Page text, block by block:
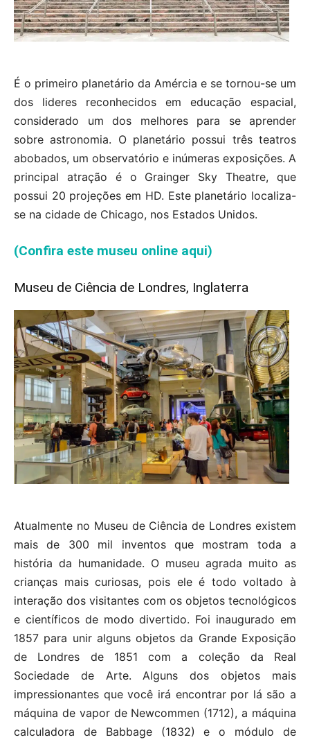
É o primeiro planetário da Amércia e se tornou-se um
dos lideres reconhecidos em educação espacial,
considerado um dos melhores para se aprender
sobre astronomia. O planetário possui três teatros
abobados, um observatório e inúmeras exposições. A
principal atração é o Grainger Sky Theatre, que
possui 20 projeções em HD. Este planetário localiza-
se na cidade de Chicago, nos Estados Unidos.
(Confira este museu online aqui)
Museu de Ciência de Londres, Inglaterra
Atualmente no Museu de Ciência de Londres existem
mais de 300 mil inventos que mostram toda a
história da humanidade. O museu agrada muito as
crianças mais curiosas, pois ele é todo voltado à
interação dos visitantes com os objetos tecnológicos
e científicos de modo divertido. Foi inaugurado em
1857 para unir alguns objetos da Grande Exposição
de Londres de 1851 com a coleção da Real
Sociedade de Arte. Alguns dos objetos mais
impressionantes que você irá encontrar por lá são a
máquina de vapor de Newcommen (1712), a máquina
calculadora de Babbage (1832) e o módulo de